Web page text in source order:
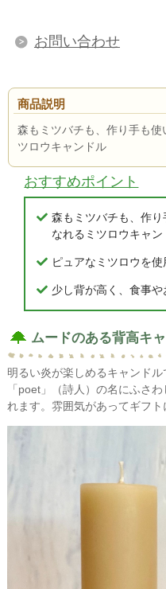
お問い合わせ
商品説明
森もミツバチも、作り手も使
ツロウキャンドル
おすすめポイント
森もミツバチも、作
なれるミツロウキャン
ピュアなミツロウを使
少し背が高く、食事や
ムードのある背高キ
明るい炎が楽しめるキャンドル
「poet」（詩人）の名にふさ
れます。雰囲気があってギフト